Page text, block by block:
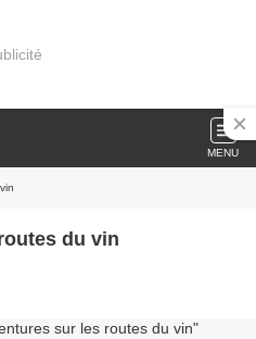
MENU
du vin